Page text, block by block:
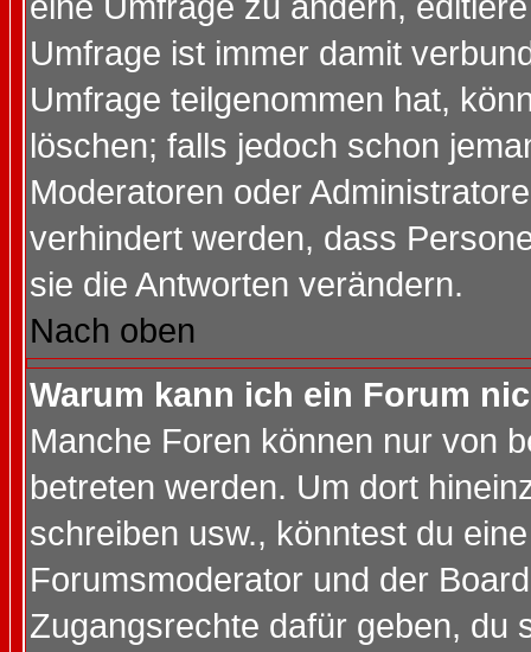
Umfrage ist immer damit
Umfrage teilgenommen hat,
löschen; falls jedoch schon
Moderatoren oder
verhindert werden, dass
sie die Antworten verändern.
Nach oben
Warum kann ich ein Forum
Manche Foren können nur von
betreten werden. Um dort
schreiben usw., könntest du
Forumsmoderator und der
Zugangsrechte dafür geben, du